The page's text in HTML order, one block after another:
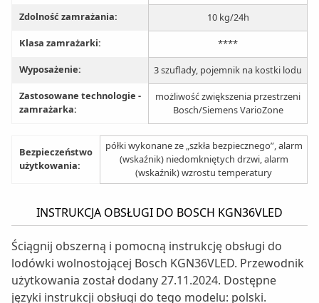
Zdolność zamrażania:
10 kg/24h
Klasa zamrażarki:
****
Wyposażenie:
3 szuflady, pojemnik na kostki lodu
Zastosowane technologie -
zamrażarka:
możliwość zwiększenia przestrzeni
Bosch/Siemens VarioZone
Bezpieczeństwo
użytkowania:
półki wykonane ze „szkła bezpiecznego”, alarm
(wskaźnik) niedomkniętych drzwi, alarm
(wskaźnik) wzrostu temperatury
INSTRUKCJA OBSŁUGI DO BOSCH KGN36VLED
Ściągnij obszerną i pomocną instrukcję obsługi do
lodówki wolnostojącej Bosch KGN36VLED. Przewodnik
użytkowania został dodany 27.11.2024. Dostępne
języki instrukcji obsługi do tego modelu: polski.